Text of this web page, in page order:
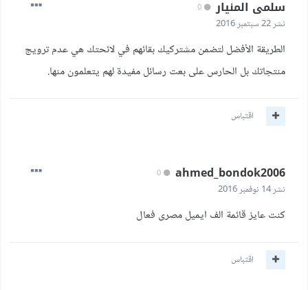
سلمى المنيار
نشر22 سبتمبر 2016
الطريقة الأفضل لتضمن مشتركيك بقائهم في لائحتك هي عدم ترويج
منتجاتك بل الحارس على بعت رسائل مفيدة لهم يتعلمون منها.
اقتباس
ahmed_bondok2006
نشر14 نوفمبر 2016
كنت عايز قائمة الف ايميل مصرى فعال
اقتباس